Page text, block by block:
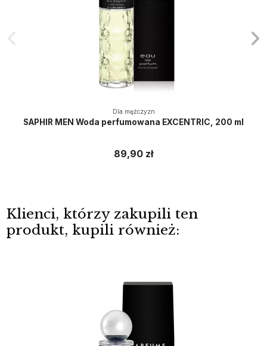
Dla mężczyzn
SAPHIR MEN Woda perfumowana EXCENTRIC, 200 ml
89,90 zł
Klienci, którzy zakupili ten
produkt, kupili również: